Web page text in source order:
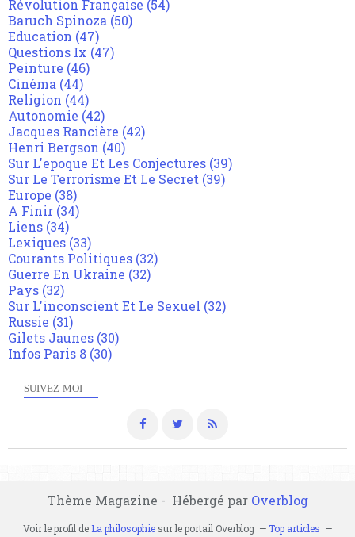
SUIVEZ-MOI
Révolution Française (54)
Baruch Spinoza (50)
Education (47)
Questions Ix (47)
Peinture (46)
Cinéma (44)
Religion (44)
Autonomie (42)
Jacques Rancière (42)
Henri Bergson (40)
Sur L'epoque Et Les Conjectures (39)
Sur Le Terrorisme Et Le Secret (39)
Europe (38)
A Finir (34)
Liens (34)
Lexiques (33)
Courants Politiques (32)
Guerre En Ukraine (32)
Pays (32)
Sur L'inconscient Et Le Sexuel (32)
Russie (31)
Gilets Jaunes (30)
Infos Paris 8 (30)
Thème Magazine - Hébergé par Overblog
Voir le profil de La philosophiesur le portail Overblog Top articles